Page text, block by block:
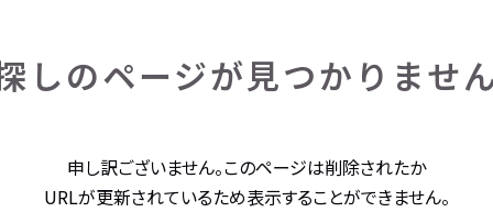
しのページが見つかりませ
申し訳ございません。このページは削除されたか
URLが更新されているため表示することができません。